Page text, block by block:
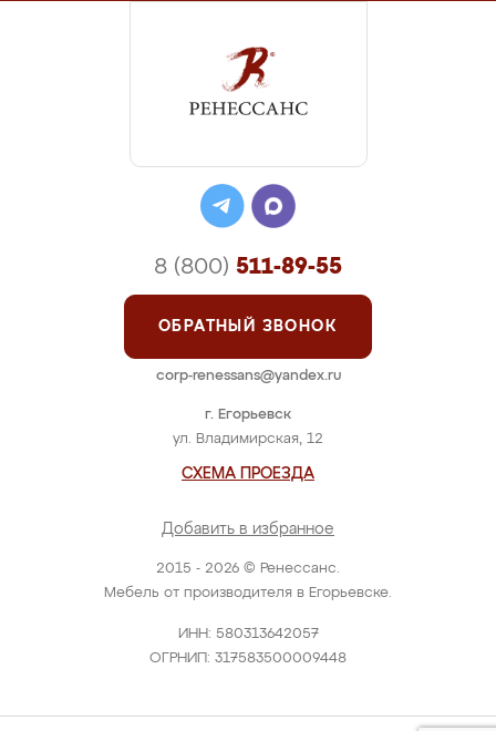
2015 - 2026 © Ренессанс.
Мебель от производителя в Егорьевске.
ИНН: 580313642057
ОГРНИП: 317583500009448
г. Егорьевск
ул. Владимирская, 12
СХЕМА ПРОЕЗДА
Добавить в избранное
8 (800) 511-89-55
ОБРАТНЫЙ ЗВОНОК
corp-renessans@yandex.ru